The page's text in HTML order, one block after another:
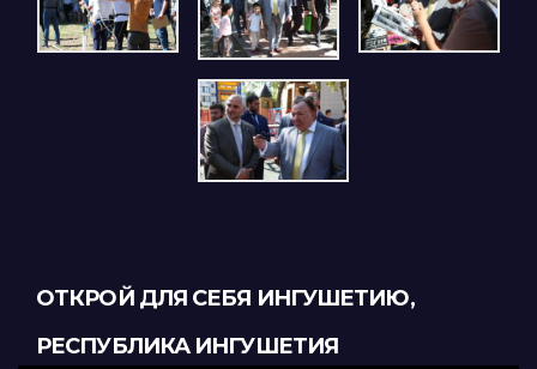
ОТКРОЙ ДЛЯ СЕБЯ ИНГУШЕТИЮ,
РЕСПУБЛИКА ИНГУШЕТИЯ